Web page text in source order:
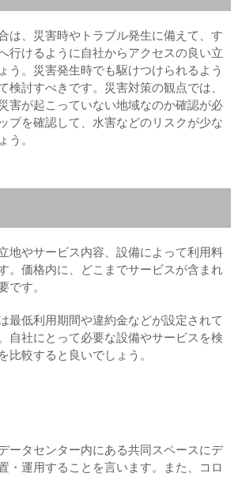
は、災害時やトラブル発生に備えて、す
行けるように自社からアクセスの良い立
う。災害発生時でも駆けつけられるよう
検討すべきです。災害対策の観点では、
害が起こっていない地域なのか確認が必
プを確認して、水害などのリスクが少な
う。
地やサービス内容、設備によって利用料
。価格内に、どこまでサービスが含まれ
です。
最低利用期間や違約金などが設定されて
自社にとって必要な設備やサービスを検
比較すると良いでしょう。
ータセンター内にある共同スペースにデ
・運用することを言います。また、コロ